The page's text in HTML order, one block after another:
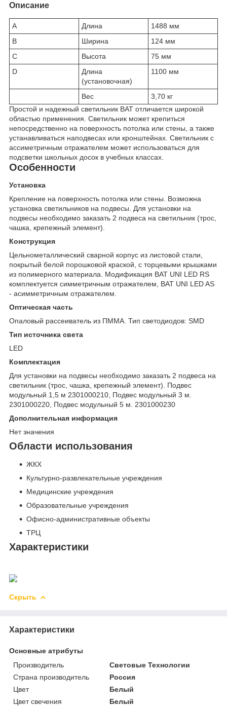
Описание
A Длина
1488 мм
B
Ширина
124 мм
C
Высота
75 мм
D
Длина
(установочная)
1100 мм
Вес
3,70 кг
Простой и надежный светильник BAT отличается широкой
областью применения. Светильник может крепиться
непосредственно на поверхность потолка или стены, а также
устанавливаться наподвесах или кронштейнах. Светильник с
ассиметричным отражателем может использоваться для
подсветки школьных досок в учебных классах.
Особенности
Установка
Крепление на поверхность потолка или стены. Возможна
установка светильников на подвесы. Для установки на
подвесы необходимо заказать 2 подвеса на светильник (трос,
чашка, крепежный элемент).
Конструкция
Цельнометаллический сварной корпус из листовой стали,
покрытый белой порошковой краской, с торцевыми крышками
из полимерного материала. Модификация BAT UNI LED RS
комплектуется симметричным отражателем, BAT UNI LED AS
- асимметричным отражателем.
Оптическая часть
Опаловый рассеиватель из ПММА. Тип светодиодов: SMD
Тип источника света
LED
Комплектация
Для установки на подвесы необходимо заказать 2 подвеса на
светильник (трос, чашка, крепежный элемент). Подвес
модульный 1,5 м 2301000210, Подвес модульный 3 м.
2301000220, Подвес модульный 5 м. 2301000230
Дополнительная информация
Нет значения
Области использования
ЖКХ
Культурно-развлекательные учреждения
Медицинские учреждения
Образовательные учреждения
Офисно-административные объекты
ТРЦ
Характеристики
Скрыть
Характеристики
Основные атрибуты
Производитель
Световые Технологии
Страна производитель
Россия
Цвет
Белый
Цвет свечения
Белый